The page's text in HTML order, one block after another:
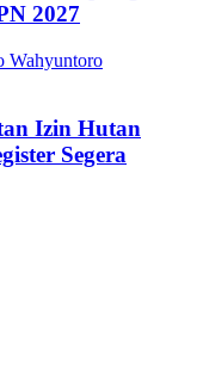
2027
Wahyuntoro
Izin Hutan
Segera